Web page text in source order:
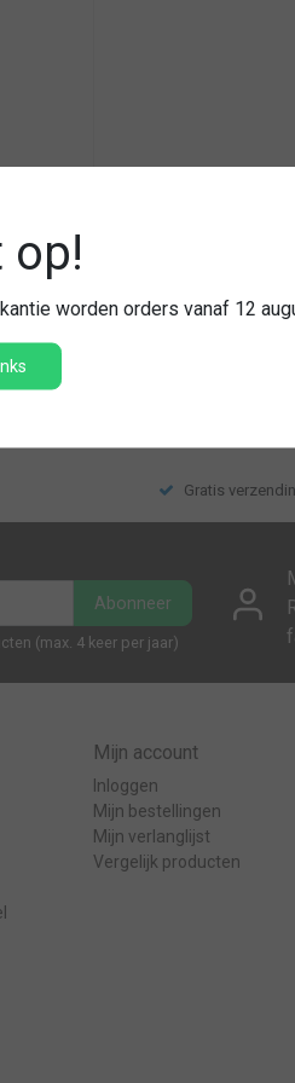
Gratis
Abonneer
(max. 4 keer per jaar)
Mijn account
Inloggen
Mijn bestellingen
Mijn verlanglijst
Vergelijk producten
op!
worden orders vanaf 12